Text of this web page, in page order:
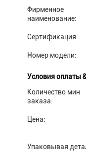
Фирменное
наименование:
Сертификация:
Номер модели:
Условия оплаты
Количество мин
заказа:
Цена:
Упаковывая